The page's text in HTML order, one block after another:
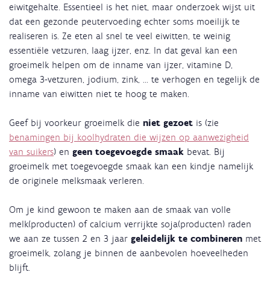
eiwitgehalte. Essentieel is het niet, maar onderzoek wijst uit
dat een gezonde peutervoeding echter soms moeilijk te
realiseren is. Ze eten al snel te veel eiwitten, te weinig
essentiële vetzuren, laag ijzer, enz. In dat geval kan een
groeimelk helpen om de inname van ijzer, vitamine D,
omega 3-vetzuren, jodium, zink, ... te verhogen en tegelijk de
inname van eiwitten niet te hoog te maken.
Geef bij voorkeur groeimelk die niet gezoet is (zie
benamingen bij koolhydraten die wijzen op aanwezigheid
van suikers) en geen toegevoegde smaak bevat. Bij
groeimelk met toegevoegde smaak kan een kindje namelijk
de originele melksmaak verleren.
Om je kind gewoon te maken aan de smaak van volle
melk(producten) of calcium verrijkte soja(producten) raden
we aan ze tussen 2 en 3 jaar geleidelijk te combineren met
groeimelk, zolang je binnen de aanbevolen hoeveelheden
blijft.